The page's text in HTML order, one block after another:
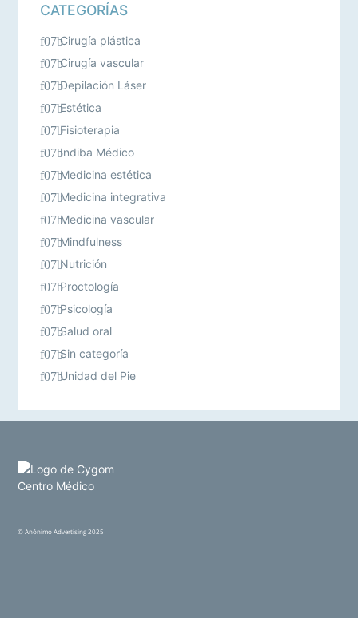
CATEGORÍAS
Cirugía plástica
Cirugía vascular
Depilación Láser
Estética
Fisioterapia
Indiba Médico
Medicina estética
Medicina integrativa
Medicina vascular
Mindfulness
Nutrición
Proctología
Psicología
Salud oral
Sin categoría
Unidad del Pie
©Anónimo Advertising2025